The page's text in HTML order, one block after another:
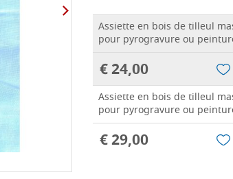
Assiette en bois de tilleul
pour pyrogravure ou
€ 24,00
Assiette en bois de tilleul
pour pyrogravure ou
€ 29,00